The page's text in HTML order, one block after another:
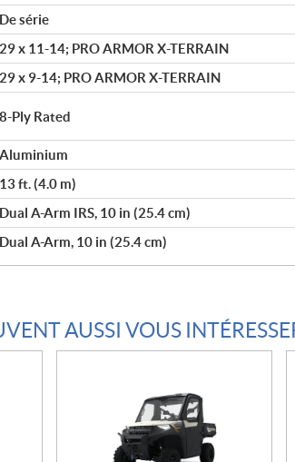
De série
29 x 11-14; PRO ARMOR X-TERRAIN
29 x 9-14; PRO ARMOR X-TERRAIN
8-Ply Rated
Aluminium
13 ft. (4.0 m)
Dual A-Arm IRS, 10 in (25.4 cm)
Dual A-Arm, 10 in (25.4 cm)
AUSSI VOUS